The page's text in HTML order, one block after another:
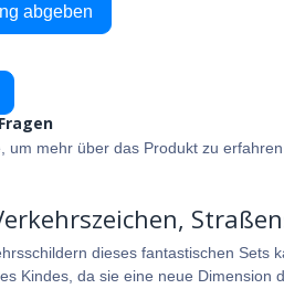
abgeben
um mehr über das Produkt zu erfahren
dieses fantastischen Sets
Kindes, da sie eine neue